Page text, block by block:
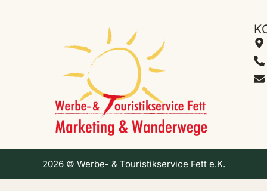
2026 © Werbe- & Touristikservice Fett e.K.